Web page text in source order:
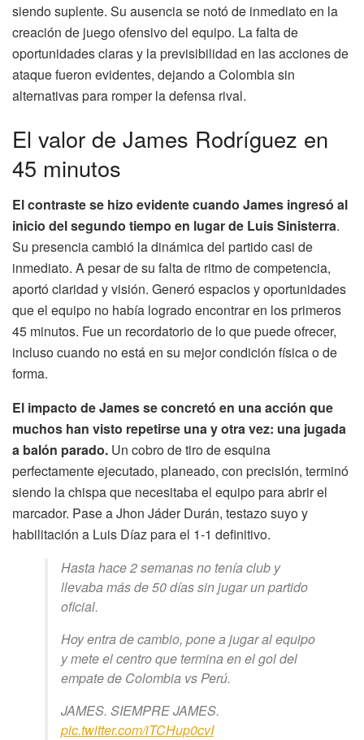
siendo suplente. Su ausencia se notó de inmediato en la
creación de juego ofensivo del equipo. La falta de
oportunidades claras y la previsibilidad en las acciones de
ataque fueron evidentes, dejando a Colombia sin
alternativas para romper la defensa rival.
El valor de James Rodríguez en
45 minutos
El contraste se hizo evidente cuando James ingresó al
inicio del segundo tiempo en lugar de Luis Sinisterra.
Su presencia cambió la dinámica del partido casi de
inmediato. A pesar de su falta de ritmo de competencia,
aportó claridad y visión. Generó espacios y oportunidades
que el equipo no había logrado encontrar en los primeros
45 minutos. Fue un recordatorio de lo que puede ofrecer,
incluso cuando no está en su mejor condición física o de
forma.
El impacto de James se concretó en una acción que
muchos han visto repetirse una y otra vez: una jugada
a balón parado. Un cobro de tiro de esquina
perfectamente ejecutado, planeado, con precisión, terminó
siendo la chispa que necesitaba el equipo para abrir el
marcador. Pase a Jhon Jáder Durán, testazo suyo y
habilitación a Luis Díaz para el 1-1 definitivo.
Hasta hace 2 semanas no tenía club y
llevaba más de 50 días sin jugar un partido
oficial.
Hoy entra de cambio, pone a jugar al equipo
y mete el centro que termina en el gol del
empate de Colombia vs Perú.
JAMES. SIEMPRE JAMES.
pic.twitter.com/iTCHup0cvI